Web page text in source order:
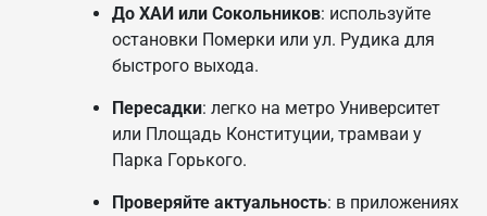
До ХАИ или Сокольников: используйте
остановки Померки или ул. Рудика для
быстрого выхода.
Пересадки: легко на метро Университет
или Площадь Конституции, трамваи у
Парка Горького.
Проверяйте актуальность: в приложениях